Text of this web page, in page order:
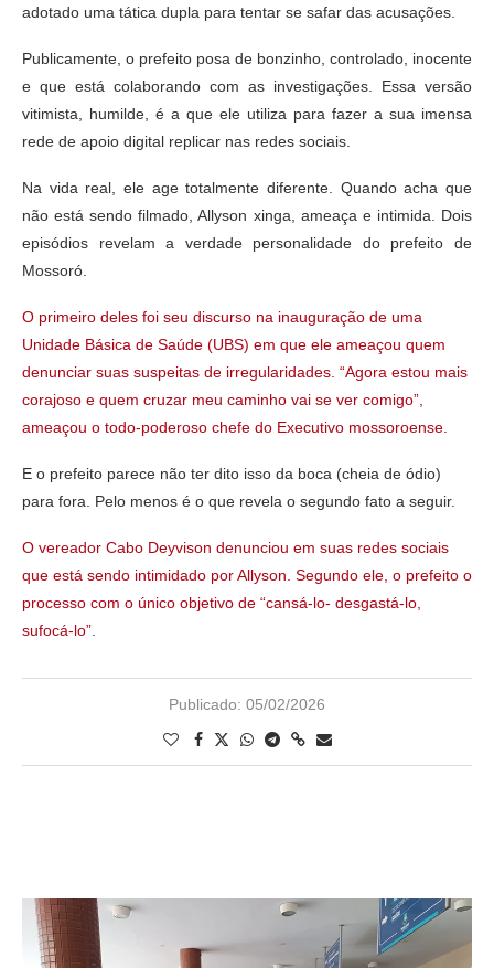
adotado uma tática dupla para tentar se safar das acusações.
Publicamente, o prefeito posa de bonzinho, controlado, inocente
e que está colaborando com as investigações. Essa versão
vitimista, humilde, é a que ele utiliza para fazer a sua imensa
rede de apoio digital replicar nas redes sociais.
Na vida real, ele age totalmente diferente. Quando acha que
não está sendo filmado, Allyson xinga, ameaça e intimida. Dois
episódios revelam a verdade personalidade do prefeito de
Mossoró.
O primeiro deles foi seu discurso na inauguração de uma
Unidade Básica de Saúde (UBS) em que ele ameaçou quem
denunciar suas suspeitas de irregularidades. “Agora estou mais
corajoso e quem cruzar meu caminho vai se ver comigo”,
ameaçou o todo-poderoso chefe do Executivo mossoroense.
E o prefeito parece não ter dito isso da boca (cheia de ódio)
para fora. Pelo menos é o que revela o segundo fato a seguir.
O vereador Cabo Deyvison denunciou em suas redes sociais
que está sendo intimidado por Allyson. Segundo ele, o prefeito o
processo com o único objetivo de “cansá-lo- desgastá-lo,
sufocá-lo”
Publicado: 05/02/2026